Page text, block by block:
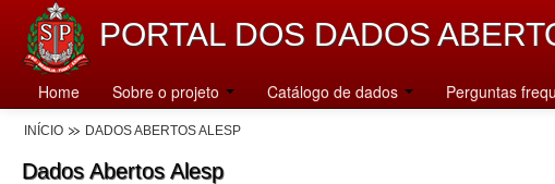
PORTAL DOS DADOS
Home Sobre o projeto Catálogo de dados Perguntas
INÍCIO DADOS ABERTOS ALESP
Dados Abertos Alesp